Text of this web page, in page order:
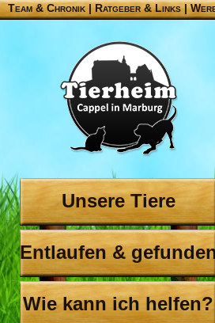
Team & Chronik |Ratgeber & Links|
Unsere Tiere
Entlaufen &
Wie kann ich helfen?